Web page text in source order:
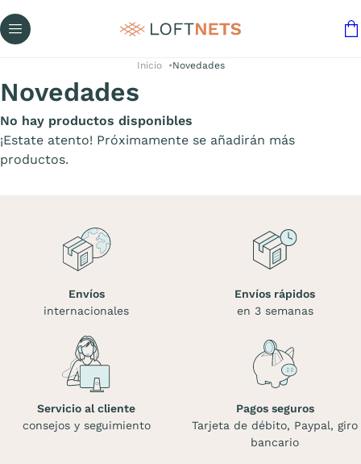
Inicio Novedades
Novedades
No hay productos disponibles
¡Estate atento! Próximamente se añadirán más
productos.
Envíos
internacionales
Envíos rápidos
en 3 semanas
Servicio al cliente
consejos y seguimiento
Pagos seguros
Tarjeta de débito, Paypal, giro
bancario